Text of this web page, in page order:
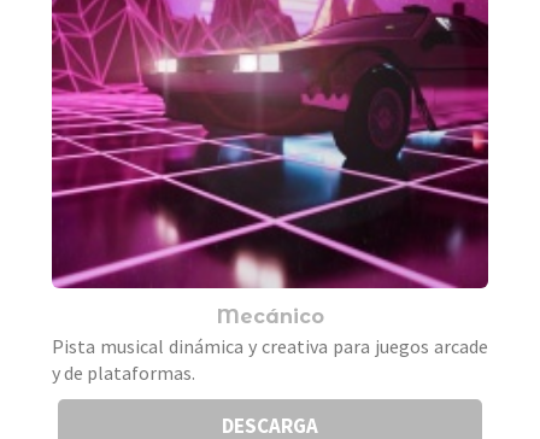
Mecánico
Pista musical dinámica y creativa para juegos arcade
y de plataformas.
DESCARGA